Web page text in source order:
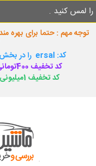
.
کد: ersal را در بخش " کدتخفیف دارید؟ " وارد کنید.
کد تخفیف 400تومانی خرید بالای 6میلیون: mrda
کد تخفیف 1میلیونی خرید بالای 15میلیون: dlsw